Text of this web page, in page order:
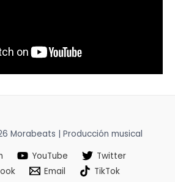
Morabeats | Producción musical
YouTube
Twitter
Email TikTok